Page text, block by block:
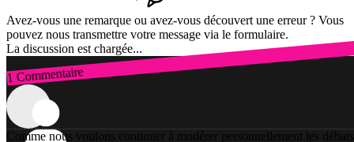
Avez-vous une remarque ou avez-vous découvert une erreur ? Vous
pouvez nous transmettre votre message via le formulaire.
La discussion est chargée...
1 Commentaire
Connexion
Comme nous voulons continuer à modérer personnellement les débats